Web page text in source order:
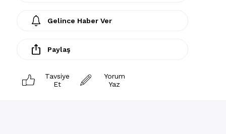
Gelince Haber Ver
Paylaş
Tavsiye
Et
Yorum
Yaz